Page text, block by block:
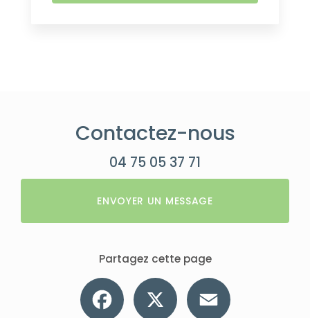
Contactez-nous
04 75 05 37 71
ENVOYER UN MESSAGE
Partagez cette page
Facebook